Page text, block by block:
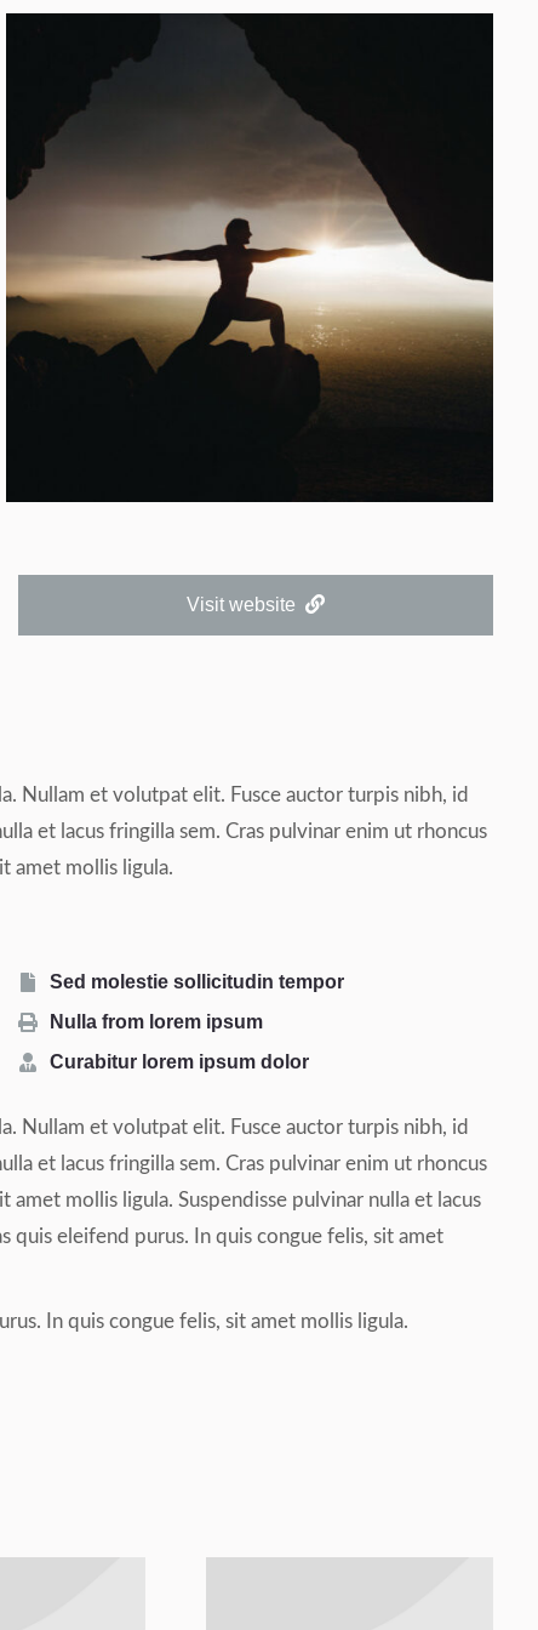
Visit website
Nullam et volutpat elit. Fusce auctor turpis nibh, id
et lacus fringilla sem. Cras pulvinar enim ut rhoncus
amet mollis ligula.
Sed molestie sollicitudin tempor
Nulla from lorem ipsum
Curabitur lorem ipsum dolor
Nullam et volutpat elit. Fusce auctor turpis nibh, id
et lacus fringilla sem. Cras pulvinar enim ut rhoncus
mollis ligula. Suspendisse pulvinar nulla et lacus
quis eleifend purus. In quis congue felis, sit amet
In quis congue felis, sit amet mollis ligula.